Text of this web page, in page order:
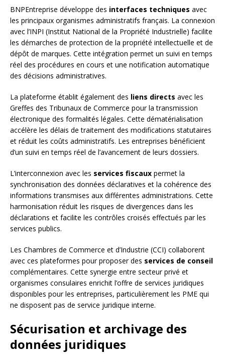
BNPEntreprise développe des interfaces techniques avec
les principaux organismes administratifs français. La connexion
avec l’INPI (Institut National de la Propriété Industrielle) facilite
les démarches de protection de la propriété intellectuelle et de
dépôt de marques. Cette intégration permet un suivi en temps
réel des procédures en cours et une notification automatique
des décisions administratives.
La plateforme établit également des liens directs avec les
Greffes des Tribunaux de Commerce pour la transmission
électronique des formalités légales. Cette dématérialisation
accélère les délais de traitement des modifications statutaires
et réduit les coûts administratifs. Les entreprises bénéficient
d’un suivi en temps réel de l’avancement de leurs dossiers.
L’interconnexion avec les services fiscaux permet la
synchronisation des données déclaratives et la cohérence des
informations transmises aux différentes administrations. Cette
harmonisation réduit les risques de divergences dans les
déclarations et facilite les contrôles croisés effectués par les
services publics.
Les Chambres de Commerce et d’Industrie (CCI) collaborent
avec ces plateformes pour proposer des services de conseil
complémentaires. Cette synergie entre secteur privé et
organismes consulaires enrichit l’offre de services juridiques
disponibles pour les entreprises, particulièrement les PME qui
ne disposent pas de service juridique interne.
Sécurisation et archivage des
données juridiques